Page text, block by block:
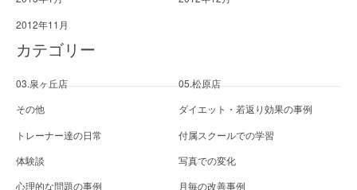
2012年11月
カテゴリー
03.泉ヶ丘店
05.松原店
その他
ダイエット・若返り効果の事例
トレーナー達の日常
付属スクールでの学習
体験談
写真での変化
心理的な問題の事例
月毎の改善事例